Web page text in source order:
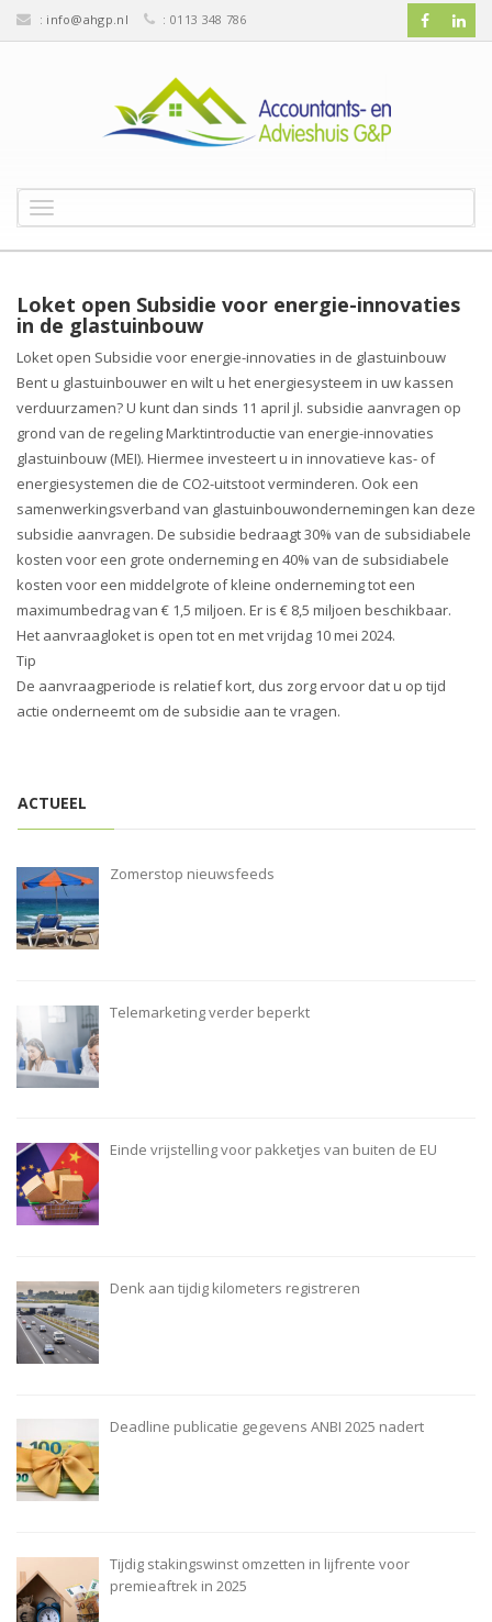
: info@ahgp.nl : 0113 348 786
o
g
a
v
i
g
a
i
o
n
Loket open Subsidie voor energie-innovaties
in de glastuinbouw
Loket open Subsidie voor energie-innovaties in de glastuinbouw
Bent u glastuinbouwer en wilt u het energiesysteem in uw kassen
verduurzamen? U kunt dan sinds 11 april jl. subsidie aanvragen op
grond van de regeling Marktintroductie van energie-innovaties
glastuinbouw (MEI). Hiermee investeert u in innovatieve kas- of
energiesystemen die de CO2-uitstoot verminderen. Ook een
samenwerkingsverband van glastuinbouwondernemingen kan deze
subsidie aanvragen. De subsidie bedraagt 30% van de subsidiabele
kosten voor een grote onderneming en 40% van de subsidiabele
kosten voor een middelgrote of kleine onderneming tot een
maximumbedrag van € 1,5 miljoen. Er is € 8,5 miljoen beschikbaar.
Het aanvraagloket is open tot en met vrijdag 10 mei 2024.
Tip
De aanvraagperiode is relatief kort, dus zorg ervoor dat u op tijd
actie onderneemt om de subsidie aan te vragen.
ACTUEEL
Zomerstop nieuwsfeeds
Telemarketing verder beperkt
Einde vrijstelling voor pakketjes van buiten de EU
Denk aan tijdig kilometers registreren
Deadline publicatie gegevens ANBI 2025 nadert
Tijdig stakingswinst omzetten in lijfrente voor
premieaftrek in 2025